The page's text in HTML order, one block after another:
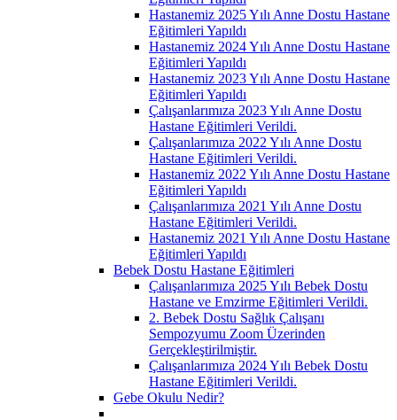
Hastanemiz 2025 Yılı Anne Dostu Hastane
Eğitimleri Yapıldı
Hastanemiz 2024 Yılı Anne Dostu Hastane
Eğitimleri Yapıldı
Hastanemiz 2023 Yılı Anne Dostu Hastane
Eğitimleri Yapıldı
Çalışanlarımıza 2023 Yılı Anne Dostu
Hastane Eğitimleri Verildi.
Çalışanlarımıza 2022 Yılı Anne Dostu
Hastane Eğitimleri Verildi.
Hastanemiz 2022 Yılı Anne Dostu Hastane
Eğitimleri Yapıldı
Çalışanlarımıza 2021 Yılı Anne Dostu
Hastane Eğitimleri Verildi.
Hastanemiz 2021 Yılı Anne Dostu Hastane
Eğitimleri Yapıldı
Bebek Dostu Hastane Eğitimleri
Çalışanlarımıza 2025 Yılı Bebek Dostu
Hastane ve Emzirme Eğitimleri Verildi.
2. Bebek Dostu Sağlık Çalışanı
Sempozyumu Zoom Üzerinden
Gerçekleştirilmiştir.
Çalışanlarımıza 2024 Yılı Bebek Dostu
Hastane Eğitimleri Verildi.
Gebe Okulu Nedir?